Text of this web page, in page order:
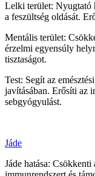
Lelki terület: Nyugtató
a feszültség oldását.
Mentális terület:
érzelmi egyensúly
tisztaságot.
Test: Segít az
javításában. Erősíti az
sebgyógyulást.
Jáde
Jáde hatása: